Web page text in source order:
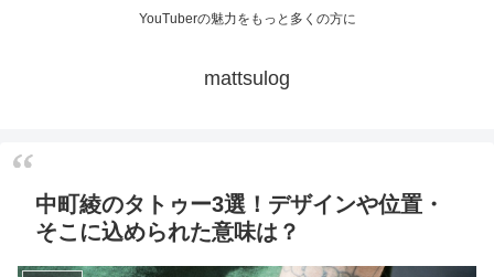
YouTuberの魅力をもっと多くの方に
mattsulog
中町綾のタトゥー3選！デザインや位置・
そこに込められた意味は？